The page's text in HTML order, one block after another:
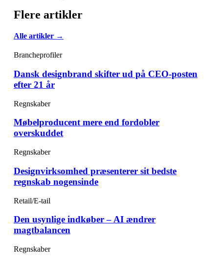
Flere artikler
Alle artikler →
Brancheprofiler
Dansk designbrand skifter ud på CEO-posten
efter 21 år
Regnskaber
Møbelproducent mere end fordobler
overskuddet
Regnskaber
Designvirksomhed præsenterer sit bedste
regnskab nogensinde
Retail/E-tail
Den usynlige indkøber – AI ændrer
magtbalancen
Regnskaber